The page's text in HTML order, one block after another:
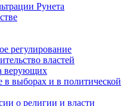
Рунета
регулирование
властей
верующих
в выборах и в политической
о религии и власти